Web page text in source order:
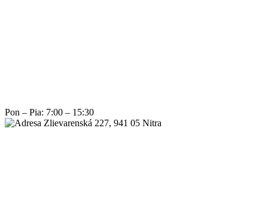
Pon – Pia: 7:00 – 15:30
Zlievarenská 227, 941 05 Nitra